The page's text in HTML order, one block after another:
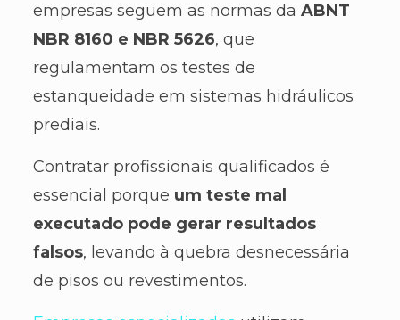
empresas seguem as normas da ABNT
NBR 8160 e NBR 5626, que
regulamentam os testes de
estanqueidade em sistemas hidráulicos
prediais.
Contratar profissionais qualificados é
essencial porque um teste mal
executado pode gerar resultados
falsos, levando à quebra desnecessária
de pisos ou revestimentos.